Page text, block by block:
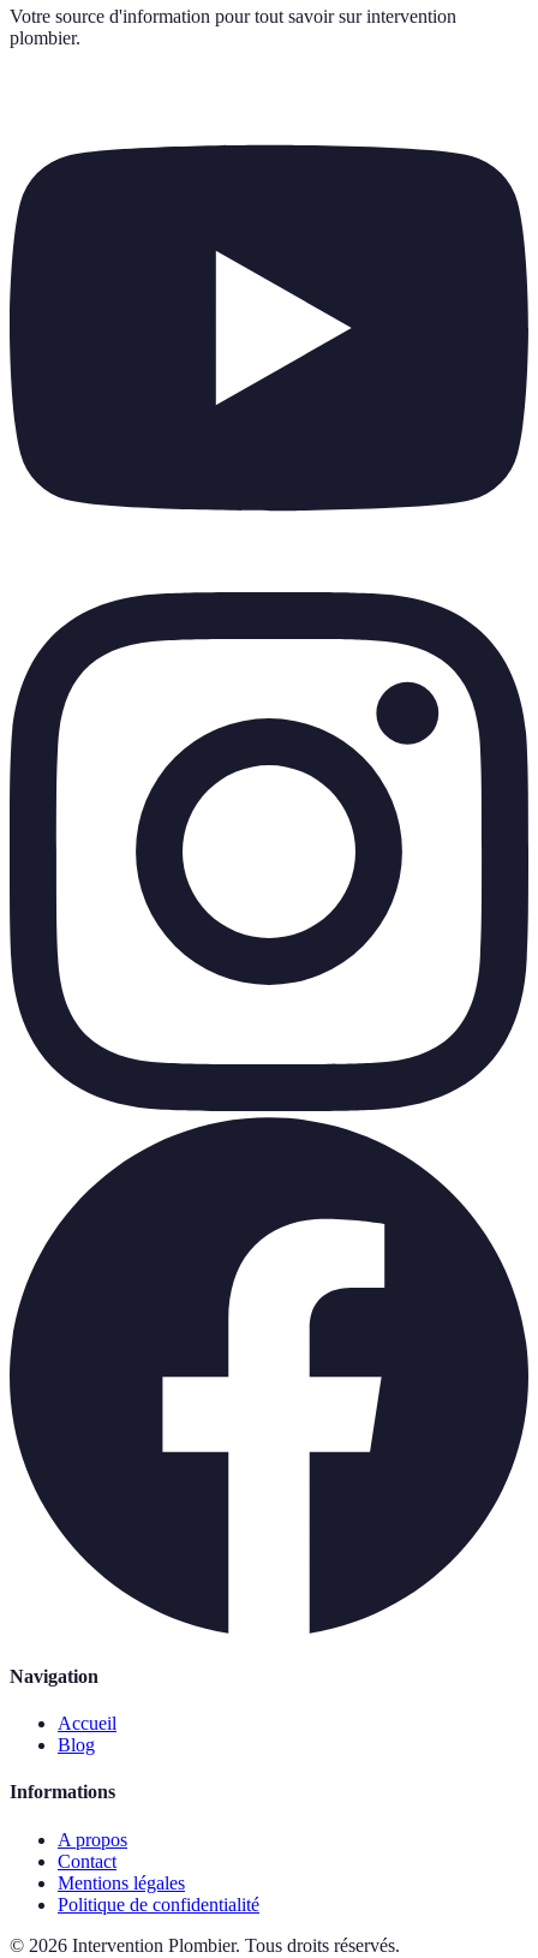
Votre source d'information pour tout savoir sur intervention
plombier.
Navigation
Accueil
Blog
Informations
A propos
Contact
Mentions légales
Politique de confidentialité
© 2026 Intervention Plombier. Tous droits réservés.